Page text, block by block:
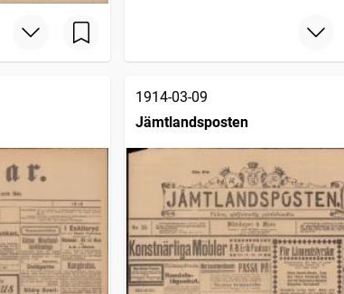
1914-03-09
Jämtlandsposten